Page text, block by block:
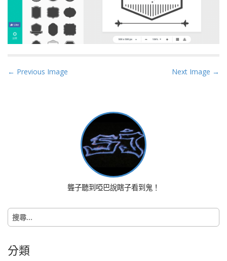
P
i
o
n
← Previous Image Next Image →
聾子聽到啞巴說瞎子看到鬼！
搜
尋
字:
分類